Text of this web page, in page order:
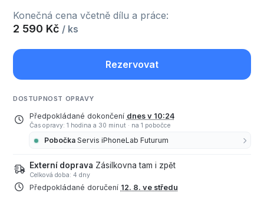
Konečná cena včetně dílu a práce:
2 590 Kč / ks
Rezervovat
DOSTUPNOST OPRAVY
Předpokládané dokončení dnes v 10:24
Čas opravy: 1 hodina a 30 minut · na 1 pobočce
Pobočka Servis iPhoneLab Futurum
Externí doprava Zásilkovna tam i zpět
Celková doba: 4 dny
Předpokládané doručení 12. 8. ve středu